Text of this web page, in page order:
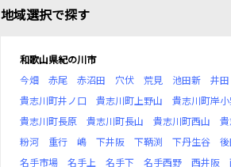
地域選択で探す
和歌山県紀の川市
今畑
赤尾 赤沼田 穴伏 荒見 池田新 井田
貴志川町井ノ口
貴志川町上野山 貴志川町岸
貴志川町長原
貴志川町長山 貴志川町西山
粉河
重行 嶋 下井阪 下鞆渕 下丹生谷
名手市場
名手上 名手下 名手西野 西井阪